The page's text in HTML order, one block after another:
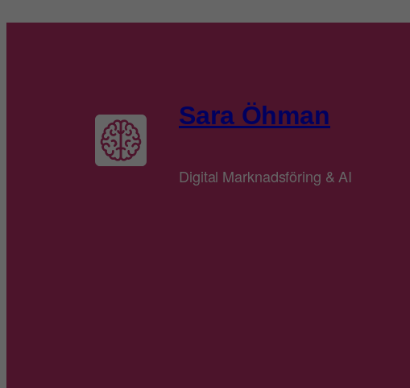
Sara Öhman
Digital Marknadsföring & AI